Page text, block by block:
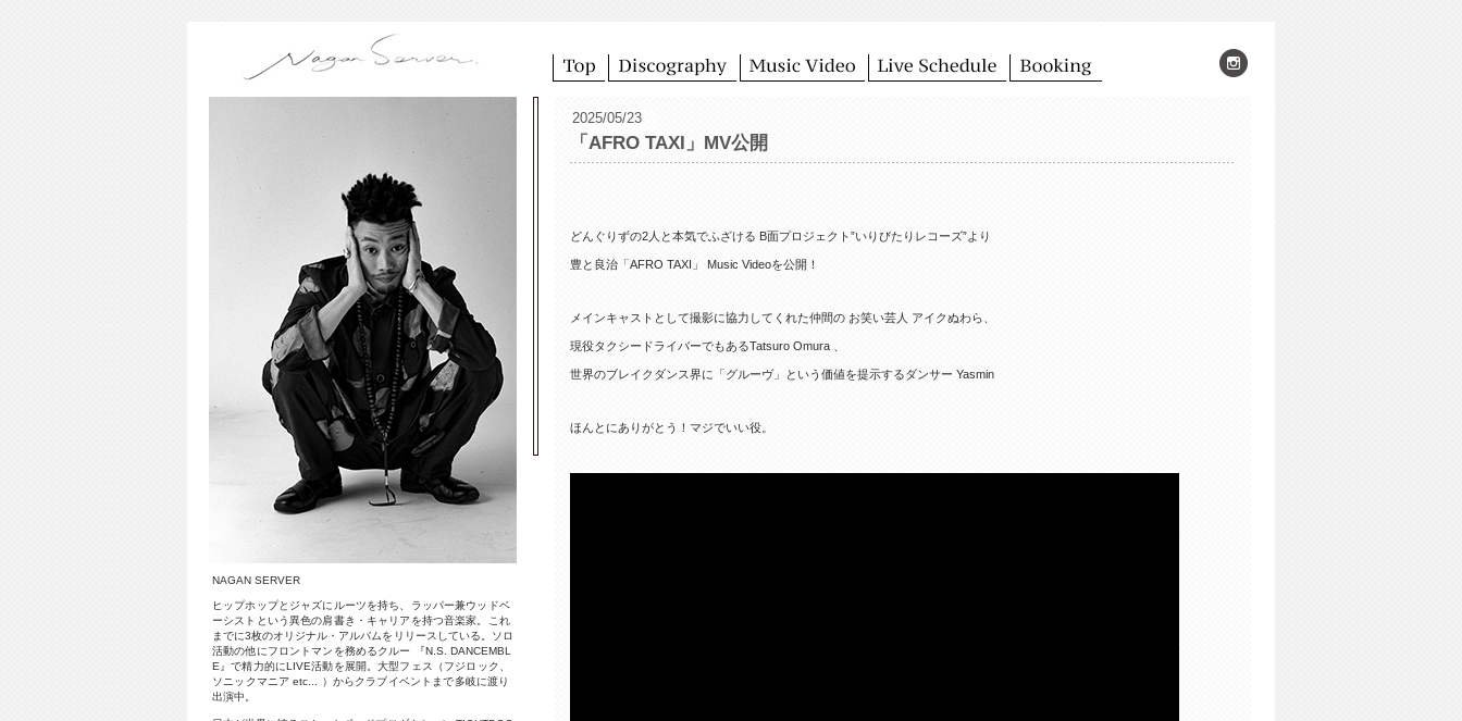
2025/05/23
「AFRO TAXI」MV公開
どんぐりずの2人と本気でふざける B面プロジェクト”いりびたりレコーズ”より
豊と良治「AFRO TAXI」 Music Videoを公開！
メインキャストとして撮影に協力してくれた仲間の お笑い芸人 アイクぬわら、
現役タクシードライバーでもあるTatsuro Omura 、
世界のブレイクダンス界に「グルーヴ」という価値を提示するダンサー Yasmin
ほんとにありがとう！マジでいい役。
NAGAN SERVER
ヒ ップホ ップと ジャズに ルーツを持ち ラッパー兼ウッ ドベ
ーシス ト という異色の肩書き ・ キャ リ ア を持つ音楽家 こ れ
までに3枚のオ リ ジナル ・ アルバムを リ リ ース し ている ソロ
活動の他にフロ ン トマン を務めるク ルー 『N. S. DANCEMBL
E 』で精力的にL IVE活動を展開 。大型フ ェ ス （フジロ ック
ソ ニ ッ クマ ニ ア etc ） からク ラブイベン ト まで多岐に渡り
出演中